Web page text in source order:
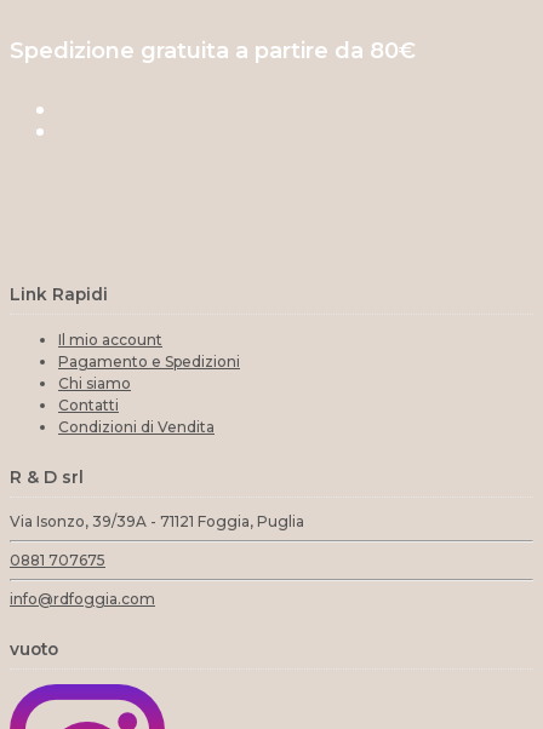
Spedizione gratuita a partire da 80€
Link Rapidi
Il mio account
Pagamento e Spedizioni
Chi siamo
Contatti
Condizioni di Vendita
R & D srl
Via Isonzo, 39/39A - 71121 Foggia, Puglia
0881 707675
info@rdfoggia.com
vuoto